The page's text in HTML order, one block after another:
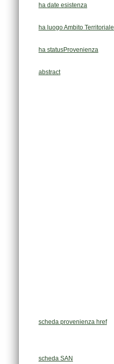
ha date esistenza
ha luogo Ambito Territoriale
ha statusProvenienza
abstract
scheda provenienza href
scheda SAN